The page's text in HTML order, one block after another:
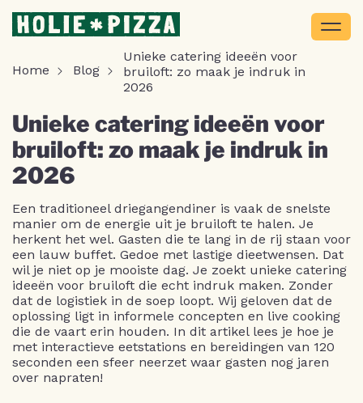
Home Blog
Unieke catering ideeën voor
bruiloft: zo maak je indruk in
2026
Unieke catering ideeën voor
bruiloft: zo maak je indruk in
2026
Een traditioneel driegangendiner is vaak de snelste
manier om de energie uit je bruiloft te halen. Je
herkent het wel. Gasten die te lang in de rij staan voor
een lauw buffet. Gedoe met lastige dieetwensen. Dat
wil je niet op je mooiste dag. Je zoekt unieke catering
ideeën voor bruiloft die echt indruk maken. Zonder
dat de logistiek in de soep loopt. Wij geloven dat de
oplossing ligt in informele concepten en live cooking
die de vaart erin houden. In dit artikel lees je hoe je
met interactieve eetstations en bereidingen van 120
seconden een sfeer neerzet waar gasten nog jaren
over napraten!